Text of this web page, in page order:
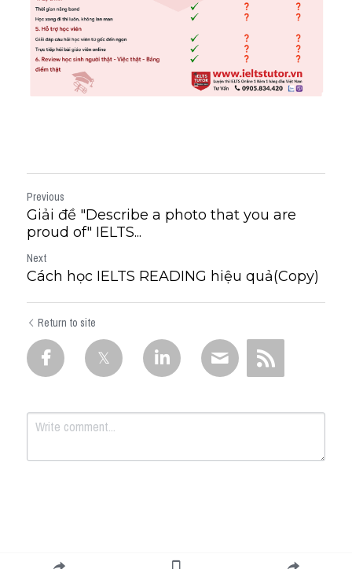
Previous
Giải đề "Describe a photo that you are
proud of" IELTS...
Next
Cách học IELTS READING hiệu quả(Copy)
Return to site